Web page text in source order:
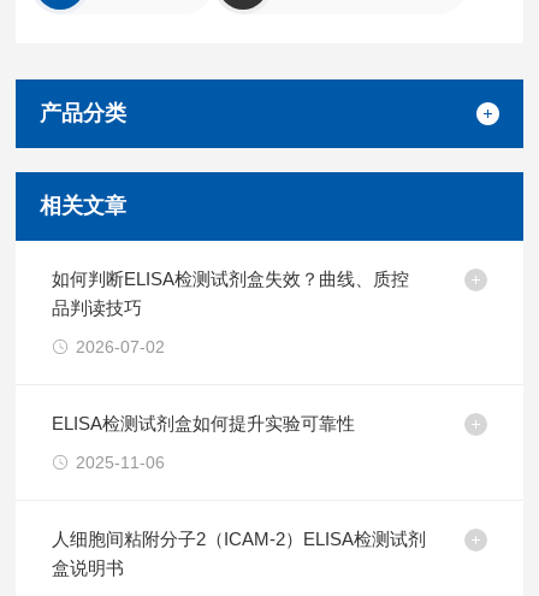
产品分类
相关文章
如何判断ELISA检测试剂盒失效？曲线、质控
品判读技巧
2026-07-02
ELISA检测试剂盒如何提升实验可靠性
2025-11-06
人细胞间粘附分子2（ICAM-2）ELISA检测试剂
盒说明书